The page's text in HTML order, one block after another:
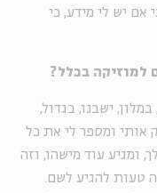
אם יש לי מידע, כי
למוזיקה בכלל?
ישבנו, בגדול,
ומספר לי את כל
ומגיע עוד מישהו, וזה
טעות להגיע לשם.